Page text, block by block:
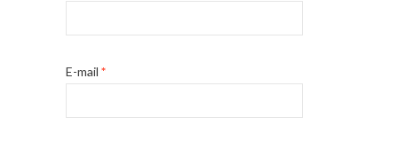
E-mail *